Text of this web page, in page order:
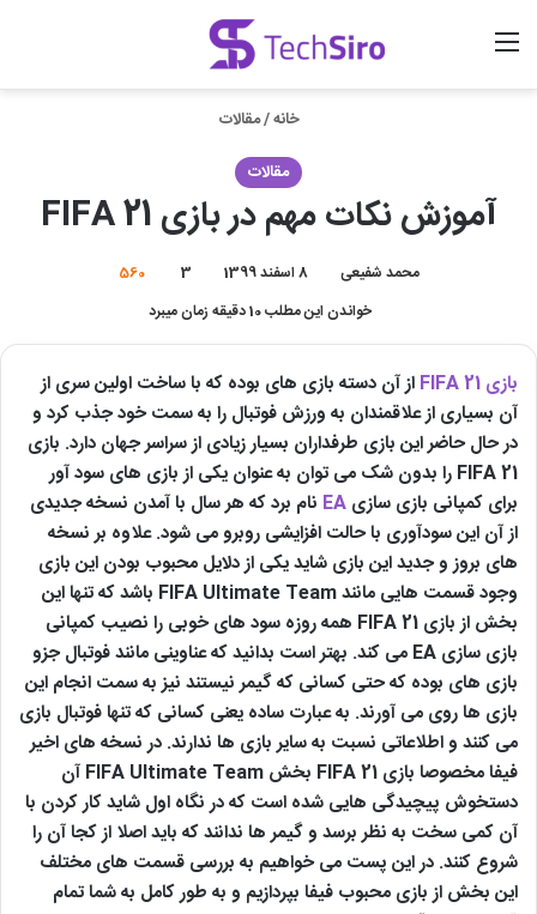
منو جستجو برای
ورود
خانه/مقالات
مقالات
آموزش نکات مهم در بازی FIFA 21
محمد شفیعی 8 اسفند 1399 3
560
خواندن این مطلب 10 دقیقه زمان میبرد
بازی FIFA 21
از آن دسته بازی های بوده که با ساخت اولین سری از
آن بسیاری از علاقمندان به ورزش فوتبال را به سمت خود جذب کرد و
در حال حاضر این بازی طرفداران بسیار زیادی از سراسر جهان دارد. بازی
FIFA 21 را بدون شک می توان به عنوان یکی از بازی های سود آور
برای کمپانی بازی سازی EA نام برد که هر سال با آمدن نسخه جدیدی
از آن این سودآوری با حالت افزایشی روبرو می شود. علاوه بر نسخه
های بروز و جدید این بازی شاید یکی از دلایل محبوب بودن این بازی
وجود قسمت هایی مانند FIFA Ultimate Team باشد که تنها این
بخش از بازی FIFA 21 همه روزه سود های خوبی را نصیب کمپانی
بازی سازی EA می کند. بهتر است بدانید که عناوینی مانند فوتبال جزو
بازی های بوده که حتی کسانی که گیمر نیستند نیز به سمت انجام این
بازی ها روی می آورند. به عبارت ساده یعنی کسانی که تنها فوتبال بازی
می کنند و اطلاعاتی نسبت به سایر بازی ها ندارند. در نسخه های اخیر
فیفا مخصوصا بازی FIFA 21 بخش FIFA Ultimate Team آن
دستخوش پیچیدگی هایی شده است که در نگاه اول شاید کار کردن با
آن کمی سخت به نظر برسد و گیمر ها ندانند که باید اصلا از کجا آن را
شروع کنند. در این پست می خواهیم به بررسی قسمت های مختلف
این بخش از بازی محبوب فیفا بپردازیم و به طور کامل به شما تمام